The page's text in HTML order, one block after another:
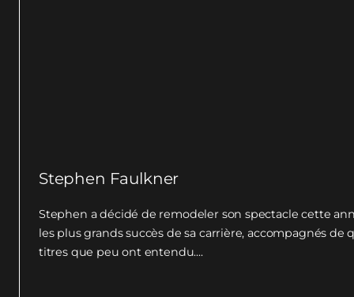
Stephen Faulkner
Stephen a décidé de remodeler son spectacle cette
les plus grands succès de sa carrière, accompagnés de
titres que peu ont entendu....